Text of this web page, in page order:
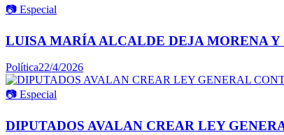
📷 Especial
LUISA MARÍA ALCALDE DEJA MORENA
Política22/4/2026
📷 Especial
DIPUTADOS AVALAN CREAR LEY